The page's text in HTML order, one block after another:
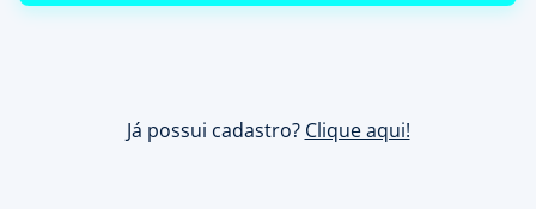
Já possui cadastro? Clique aqui!